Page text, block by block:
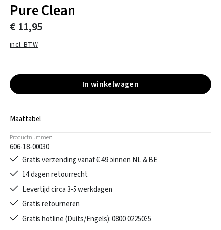
Pure Clean
€ 11,95
incl. BTW
In winkelwagen
Maattabel
Productnummer:
606-18-00030
Gratis verzending vanaf € 49 binnen NL & BE
14 dagen retourrecht
Levertijd circa 3-5 werkdagen
Gratis retourneren
Gratis hotline (Duits/Engels): 0800 0225035